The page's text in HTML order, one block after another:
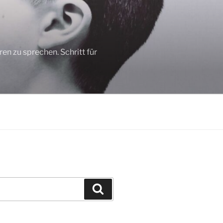
zu sprechen. Schritt für